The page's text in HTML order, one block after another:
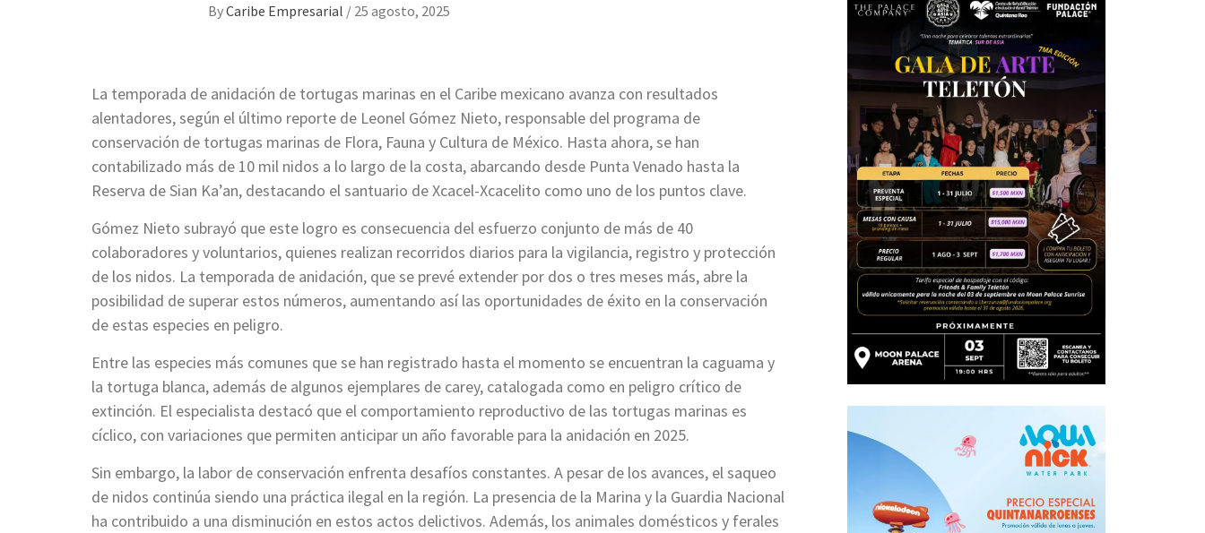
ByCaribe Empresarial / 25 agosto, 2025
La temporada de anidación de tortugas marinas en el Caribe mexicano avanza con resultados
alentadores, según el último reporte de Leonel Gómez Nieto, responsable del programa de
conservación de tortugas marinas de Flora, Fauna y Cultura de México. Hasta ahora, se han
contabilizado más de 10 mil nidos a lo largo de la costa, abarcando desde Punta Venado hasta la
Reserva de Sian Ka’an, destacando el santuario de Xcacel-Xcacelito como uno de los puntos clave.
Gómez Nieto subrayó que este logro es consecuencia del esfuerzo conjunto de más de 40
colaboradores y voluntarios, quienes realizan recorridos diarios para la vigilancia, registro y protección
de los nidos. La temporada de anidación, que se prevé extender por dos o tres meses más, abre la
posibilidad de superar estos números, aumentando así las oportunidades de éxito en la conservación
de estas especies en peligro.
Entre las especies más comunes que se han registrado hasta el momento se encuentran la caguama y
la tortuga blanca, además de algunos ejemplares de carey, catalogada como en peligro crítico de
extinción. El especialista destacó que el comportamiento reproductivo de las tortugas marinas es
cíclico, con variaciones que permiten anticipar un año favorable para la anidación en 2025.
Sin embargo, la labor de conservación enfrenta desafíos constantes. A pesar de los avances, el saqueo
de nidos continúa siendo una práctica ilegal en la región. La presencia de la Marina y la Guardia Nacional
ha contribuido a una disminución en estos actos delictivos. Además, los animales domésticos y ferales